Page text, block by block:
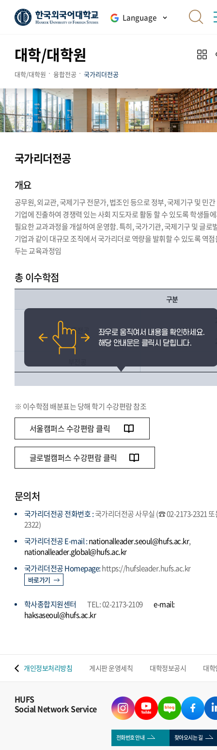
Language
대학/대학원
대학/대학원 융합전공 국가리더전공
국가리더전공
개요
공무원, 외교관, 국제기구 전문가, 법조인 등으로 정부, 국제기구 및 민간
기업에 진출하여 경쟁력 있는 사회 지도자로 활동 할 수 있도록 학생들
필요한 교과과정을 개설하여 운영함. 특히, 국가기관, 국제기구 및 글로
기업과 같이 대규모 조직에서 국가리더로 역량을 발휘할 수 있도록 역
두는 교육과정임
총 이수학점
구분
이중전공
※ 이수학점 배분표는 당해 학기 수강편람 참조
서울캠퍼스 수강편람 클릭
글로벌캠퍼스 수강편람 클릭
문의처
국가리더전공 전화번호 :국가리더전공 사무실 (☎ 02-2173-2321 또
2322)
국가리더전공 E-mail :nationalleader.seoul@hufs.ac.kr,
nationalleader.global@hufs.ac.kr
국가리더전공 Homepage:https://hufsleader.hufs.ac.kr
바로가기
학사종합지원센터 TEL: 02-2173-2109
e-mail:
haksaseoul@hufs.ac.kr
개인정보처리방침 게시판 운영세칙 대학정보공시 대
HUFS
Social Network Service
전화번호 안내 찾아오시는 길